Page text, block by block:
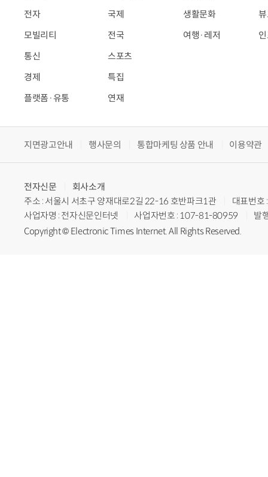
전자
모빌리티
통신
경제
플랫폼·유통
국제
전국
스포츠
특집
연재
생활문화
여행·레저
지면광고안내 행사문의 통합마케팅 상품 안내 이용약관
전자신문
회사소개
주소 : 서울시 서초구 양재대로2길 22-16 호반파크1관
대표번
사업자명 : 전자신문인터넷
사업자번호 : 107-81-80959
발
Copyright © Electronic Times Internet. All Rights Reserved.